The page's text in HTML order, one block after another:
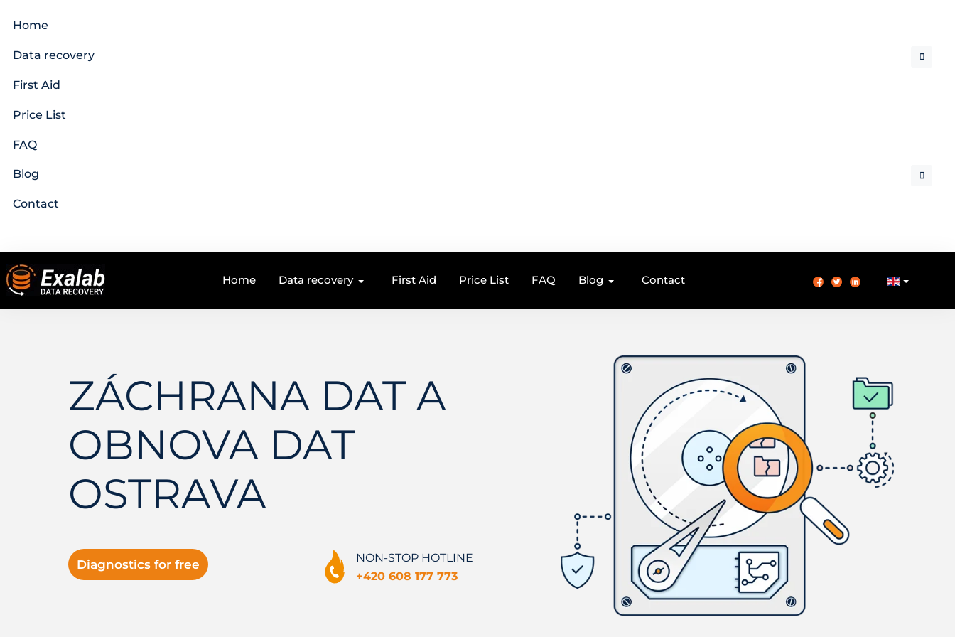
Home
Data recovery
First Aid
Price List
FAQ
Blog
Contact
Home Data recovery First Aid Price List FAQ Blog Contact
ZÁCHRANA DAT A
OBNOVA DAT
OSTRAVA
Diagnostics for free
NON-STOP HOTLINE
+420 608 177 773